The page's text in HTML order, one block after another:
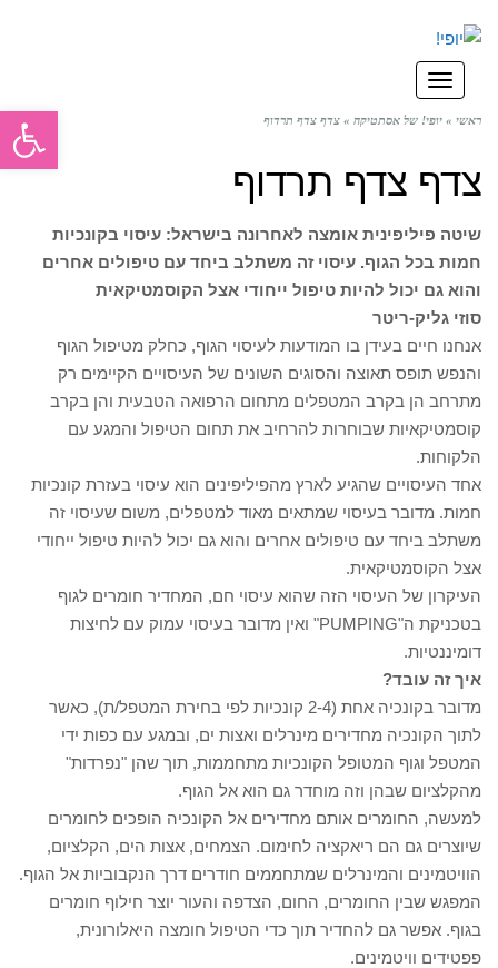
תפריט
ראשי » יופי! של אסתטיקה » צדף צדף תרדוף
צדף צדף תרדוף
שיטה פיליפינית אומצה לאחרונה בישראל: עיסוי בקונכיות
חמות בכל הגוף. עיסוי זה משתלב ביחד עם טיפולים אחרים
והוא גם יכול להיות טיפול ייחודי אצל הקוסמטיקאית
סוזי גליק-ריטר
אנחנו חיים בעידן בו המודעות לעיסוי הגוף, כחלק מטיפול הגוף
והנפש תופס תאוצה והסוגים השונים של העיסויים הקיימים רק
מתרחב הן בקרב המטפלים מתחום הרפואה הטבעית והן בקרב
קוסמטיקאיות שבוחרות להרחיב את תחום הטיפול והמגע עם
הלקוחות.
אחד העיסויים שהגיע לארץ מהפיליפינים הוא עיסוי בעזרת קונכיות
חמות. מדובר בעיסוי שמתאים מאוד למטפלים, משום שעיסוי זה
משתלב ביחד עם טיפולים אחרים והוא גם יכול להיות טיפול ייחודי
אצל הקוסמטיקאית.
העיקרון של העיסוי הזה שהוא עיסוי חם, המחדיר חומרים לגוף
בטכניקת ה"PUMPING" ואין מדובר בעיסוי עמוק עם לחיצות
דומיננטיות.
איך זה עובד?
מדובר בקונכיה אחת (2-4 קונכיות לפי בחירת המטפל/ת), כאשר
לתוך הקונכיה מחדירים מינרלים ואצות ים, ובמגע עם כפות ידי
המטפל וגוף המטופל הקונכיות מתחממות, תוך שהן "נפרדות"
מהקלציום שבהן וזה מוחדר גם הוא אל הגוף.
למעשה, החומרים אותם מחדירים אל הקונכיה הופכים לחומרים
שיוצרים גם הם ריאקציה לחימום. הצמחים, אצות הים, הקלציום,
הוויטמינים והמינרלים שמתחממים חודרים דרך הנקבוביות אל הגוף.
המפגש שבין החומרים, החום, הצדפה והעור יוצר חילוף חומרים
בגוף. אפשר גם להחדיר תוך כדי הטיפול חומצה היאלורונית,
פפטידים וויטמינים.
פתח